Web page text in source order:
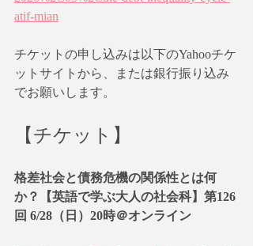
atif-mian
チケットの申し込みは以下のYahooチケ
ットサイトから、または銀行振り込み
でお願いします。
【チケット】
格差社会と債務危機の関係性とは何
か？【英語で学ぶ大人の社会科】第126
回 6/28（日）20時＠オンライン